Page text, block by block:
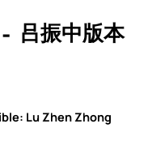
吕振中版本
Lu Zhen Zhong